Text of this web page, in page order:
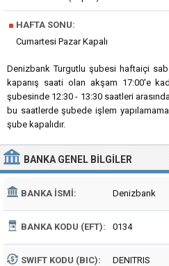
■ HAFTA SONU:
Cumartesi Pazar Kapalı
Denizbank Turgutlu şubesi haftaiçi
kapanış saati olan akşam 17:00'e
şubesinde 12:30 - 13:30 saatleri
bu saatlerde şubede işlem
şube kapalıdır.
BANKA GENEL BILGILER
BANKA İSMI: Denizbank
BANKA KODU (EFT): 0134
SWIFT KODU (BIC): DENITRIS